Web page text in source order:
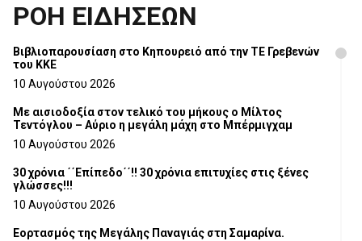
ΡΟΗ ΕΙΔΗΣΕΩΝ
Βιβλιοπαρουσίαση στο Κηπουρειό από την ΤΕ Γρεβενών
του ΚΚΕ
10 Αυγούστου 2026
Με αισιοδοξία στον τελικό του μήκους ο Μίλτος
Τεντόγλου – Αύριο η μεγάλη μάχη στο Μπέρμιγχαμ
10 Αυγούστου 2026
30 χρόνια ΄΄Επίπεδο΄΄!! 30 χρόνια επιτυχίες στις ξένες
γλώσσες!!!
10 Αυγούστου 2026
Εορτασμός της Μεγάλης Παναγιάς στη Σαμαρίνα.